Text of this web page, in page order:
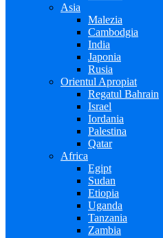
Asia
Malezia
Cambodgia
India
Japonia
Rusia
Orientul Apropiat
Regatul Bahrain
Israel
Iordania
Palestina
Qatar
Africa
Egipt
Sudan
Etiopia
Uganda
Tanzania
Zambia